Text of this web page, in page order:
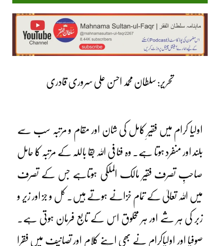
تحریر: سلطان محمد احسن علی سروری قادری
اولیا کرام میں فقیرِ کامل کی شان اور مقام و مرتبہ سب سے
بلند اور منفرد ہوتا ہے۔ وہ فنا فی اللہ بقا باللہ کے مرتبہ کا حامل
صاحبِ تصرف فقیر مالک الملکی ہوتاہے جس کے تصرف
میں اللہ تعالیٰ کے تمام خزانے ہوتے ہیں۔ کل و جز اور زیر و
زبر کی ہر شے اور ہر مخلوق اس کے تابع فرمان ہوتی ہے۔
صوفیا اور اولیاکرام نے بھی اپنے کلام اور تصانیف میں فقرا